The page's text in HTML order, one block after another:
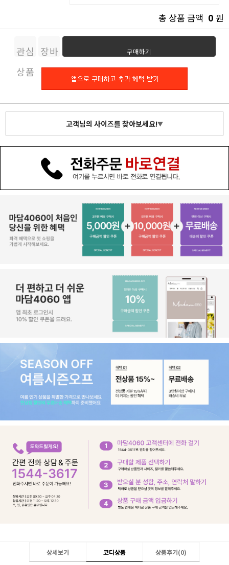
총 상품 금액 0 원
관심
상품
장바
구니
구매하기
고객님의 사이즈를 찾아보세요!▼
상세보기 코디상품 상품후기(0)